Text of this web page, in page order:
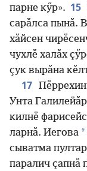
парне кӳр». 15
сарӑлса пынӑ.
хӑйсен
чухлӗ халӑх
ҫук вырӑна
17
Унта
килнӗ
ларнӑ. Иегова *
сыватма
паралич ҫапнӑ